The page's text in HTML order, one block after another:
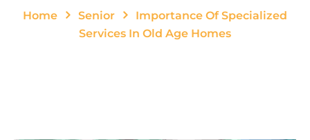
Home Senior
Importance Of Specialized
Services In Old Age Homes